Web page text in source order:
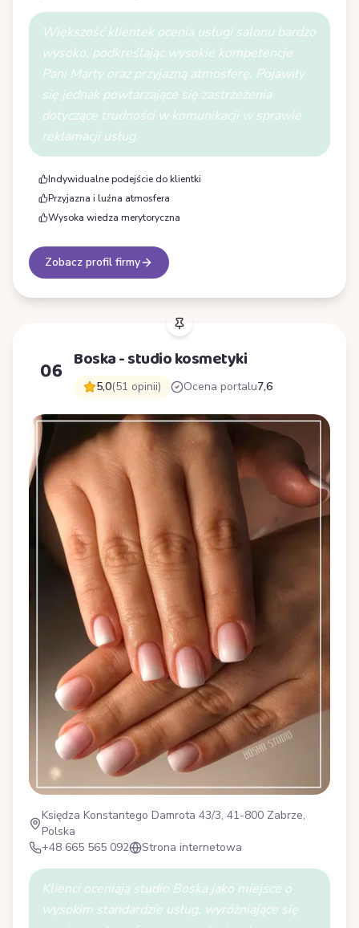
Większość klientek ocenia usługi salonu bardzo
wysoko, podkreślając wysokie kompetencje
Pani Marty oraz przyjazną atmosferę. Pojawiły
się jednak powtarzające się zastrzeżenia
dotyczące trudności w komunikacji w sprawie
reklamacji usług.
Indywidualne podejście do klientki
Przyjazna i luźna atmosfera
Wysoka wiedza merytoryczna
Zobacz profil firmy
06 Boska - studio kosmetyki
5,0(51 opinii) Ocena portalu7,6
Księdza Konstantego Damrota 43/3, 41-800 Zabrze,
Polska
+48 665 565 092
Strona internetowa
Klienci oceniają studio Boska jako miejsce o
wysokim standardzie usług, wyróżniające się